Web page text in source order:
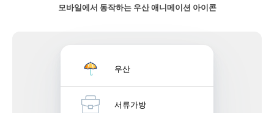
모바일에서 동작하는 우산 애니메이션 아이콘
우산
서류가방